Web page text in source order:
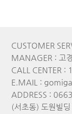
CUSTOMER
MANAGER : 고
CALL CENTER
E.MAIL :
ADDRESS :
(서초동) 도원빌